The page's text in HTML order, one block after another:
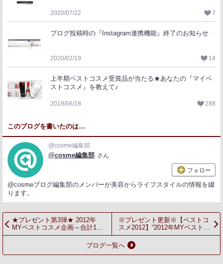
2020/07/22 7
ブログ投稿時の『Instagram連携機能』終了のお知らせ
2020/02/19 14
上半期ベストコスメ受賞品が当たる★あなたの『マイベ
ストコスメ』を教えて♪
2019/06/18 288
このブログを書いたのは…
@cosme編集部
@cosme編集部 さん
フォロー
@cosmeブログ編集部のメンバーが美容からライフスタイルの情報を綴
ります。
★プレゼント第3弾★ 2012年
MYベストコスメ企画～合計172
名様にプレゼント～
※プレゼント更新※【ベストコ
スメ2012】“2012年MYベストコ
スメ”を投稿してプレゼント
GET！
ブログ一覧へ